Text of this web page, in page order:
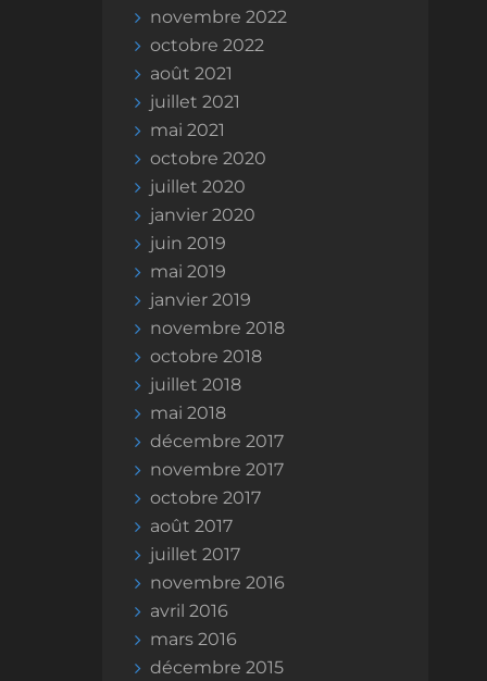
novembre 2022
octobre 2022
août 2021
juillet 2021
mai 2021
octobre 2020
juillet 2020
janvier 2020
juin 2019
mai 2019
janvier 2019
novembre 2018
octobre 2018
juillet 2018
mai 2018
décembre 2017
novembre 2017
octobre 2017
août 2017
juillet 2017
novembre 2016
avril 2016
mars 2016
décembre 2015